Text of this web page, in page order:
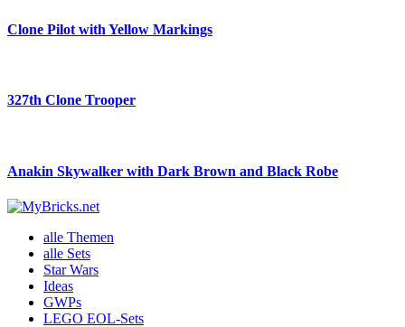
Clone Pilot with Yellow Markings
327th Clone Trooper
Anakin Skywalker with Dark Brown and Black Robe
alle Themen
alle Sets
Star Wars
Ideas
GWPs
LEGO EOL-Sets